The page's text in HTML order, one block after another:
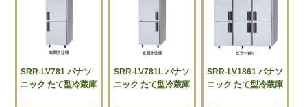
SRR-LV781 パナソ
ニック たて型冷蔵庫
SRR-LV781L パナソ
ニック たて型冷蔵庫
SRR-LV1861 パナソ
ニック たて型冷蔵庫